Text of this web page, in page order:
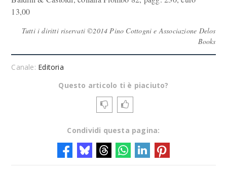
13,00
Tutti i diritti riservati ©2014 Pino Cottogni e Associazione Delos
Books
Canale: Editoria
Questo articolo ti è piaciuto?
Condividi questa pagina: